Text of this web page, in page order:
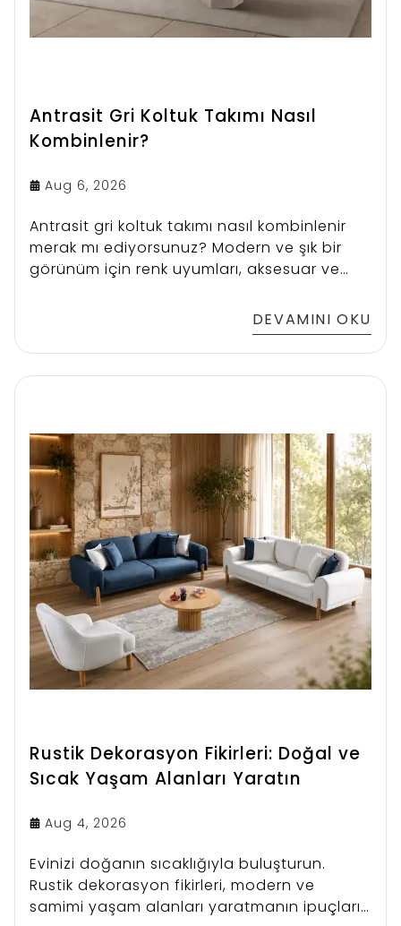
Antrasit Gri Koltuk Takımı Nasıl
Kombinlenir?
Aug 6, 2026
Antrasit gri koltuk takımı nasıl kombinlenir
merak mı ediyorsunuz? Modern ve şık bir
görünüm için renk uyumları, aksesuar ve
DEVAMINI OKU
Rustik Dekorasyon Fikirleri: Doğal ve
Sıcak Yaşam Alanları Yaratın
Aug 4, 2026
Evinizi doğanın sıcaklığıyla buluşturun.
Rustik dekorasyon fikirleri, modern ve
samimi yaşam alanları yaratmanın ipuçları